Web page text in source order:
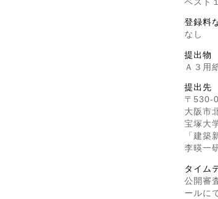
ベスト
登録料
なし
提出物
Ａ３用
提出先
〒530-
大阪市
宝塚大
「建築
李暎一
タイム
公開審
ールに